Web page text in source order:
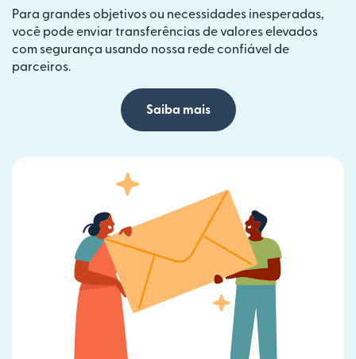
Para grandes objetivos ou necessidades inesperadas,
você pode enviar transferências de valores elevados
com segurança usando nossa rede confiável de
parceiros.
Saiba mais